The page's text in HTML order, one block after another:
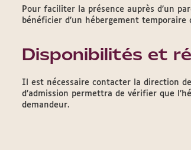
Pour faciliter la présence auprès d’un
bénéficier d’un hébergement
Disponibilités et
Il est nécessaire contacter la direction
d’admission permettra de vérifier que
demandeur.